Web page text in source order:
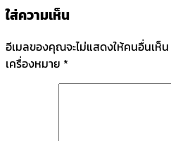
ใส่ความเห็น
อีเมลของคุณจะไม่แสดงให้คนอื่นเห็น
เครื่องหมาย *